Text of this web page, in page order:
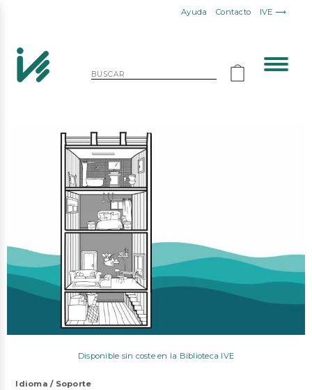
Ayuda Contacto IVE ⟶
Disponible sin coste en la Biblioteca IVE
Idioma / Soporte